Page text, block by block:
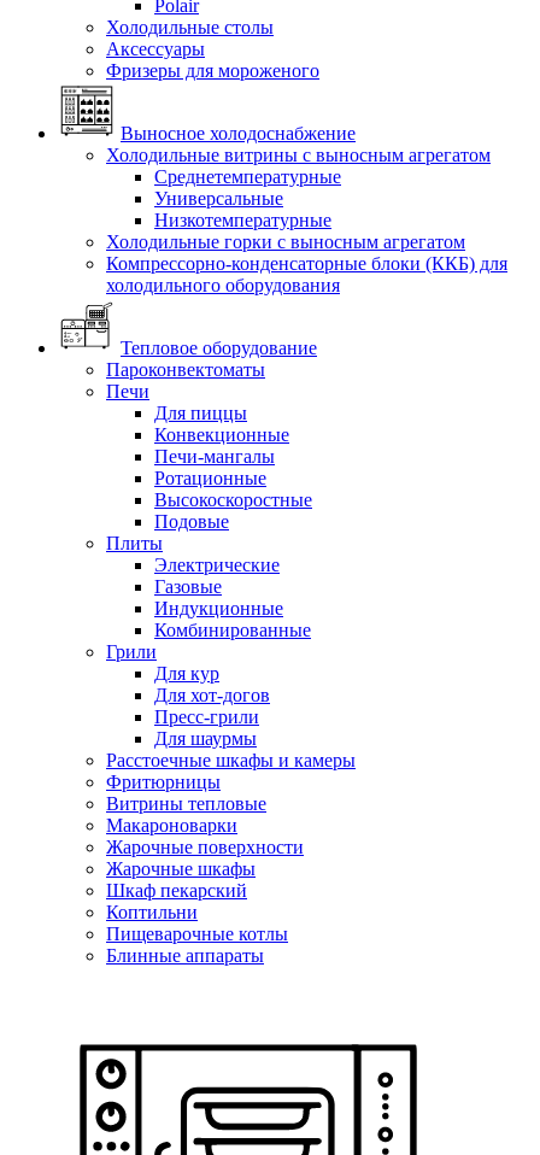
Polair
Холодильные столы
Аксессуары
Фризеры для мороженого
Выносное холодоснабжение
Холодильные витрины с выносным агрегатом
Среднетемпературные
Универсальные
Низкотемпературные
Холодильные горки с выносным агрегатом
Компрессорно-конденсаторные блоки (ККБ) для
холодильного оборудования
Тепловое оборудование
Пароконвектоматы
Печи
Для пиццы
Конвекционные
Печи-мангалы
Ротационные
Высокоскоростные
Подовые
Плиты
Электрические
Газовые
Индукционные
Комбинированные
Грили
Для кур
Для хот-догов
Пресс-грили
Для шаурмы
Расстоечные шкафы и камеры
Фритюрницы
Витрины тепловые
Макароноварки
Жарочные поверхности
Жарочные шкафы
Шкаф пекарский
Коптильни
Пищеварочные котлы
Блинные аппараты